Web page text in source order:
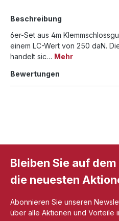
Beschreibung
6er-Set aus 4m
einem LC-Wert von 250 daN.
handelt sic… Mehr
Bewertungen
Bleiben Sie auf
die neuesten
Abonnieren Sie unseren
über alle Aktionen und Vorteile